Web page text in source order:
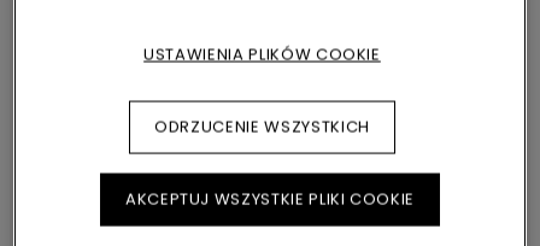
USTAWIENIA PLIKÓW COOKIE
ODRZUCENIE WSZYSTKICH
AKCEPTUJ WSZYSTKIE PLIKI COOKIE